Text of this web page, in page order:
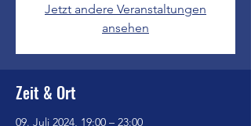
Jetzt andere Veranstaltungen
ansehen
Zeit & Ort
09. Juli 2024, 19:00 – 23:00